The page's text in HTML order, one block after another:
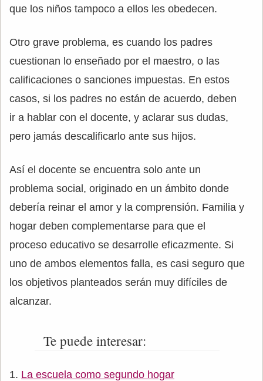
que los niños tampoco a ellos les obedecen.
Otro grave problema, es cuando los padres
cuestionan lo enseñado por el maestro, o las
calificaciones o sanciones impuestas. En estos
casos, si los padres no están de acuerdo, deben
ir a hablar con el docente, y aclarar sus dudas,
pero jamás descalificarlo ante sus hijos.
Así el docente se encuentra solo ante un
problema social, originado en un ámbito donde
debería reinar el amor y la comprensión. Familia y
hogar deben complementarse para que el
proceso educativo se desarrolle eficazmente. Si
uno de ambos elementos falla, es casi seguro que
los objetivos planteados serán muy difíciles de
alcanzar.
Te puede interesar:
La escuela como segundo hogar